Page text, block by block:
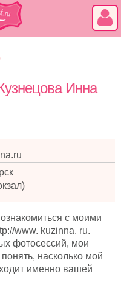
Инна
с моими
www. kuzinna. ru.
фотосессий, мои
насколько мой
именно вашей